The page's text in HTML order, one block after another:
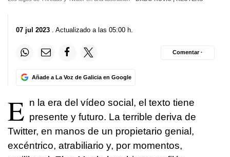
07 jul 2023 . Actualizado a las 05:00 h.
Añade a La Voz de Galicia en Google
Comentar ·
E n la era del vídeo social, el texto tiene
presente y futuro. La terrible deriva de
Twitter, en manos de un propietario genial,
excéntrico, atrabiliario y, por momentos,